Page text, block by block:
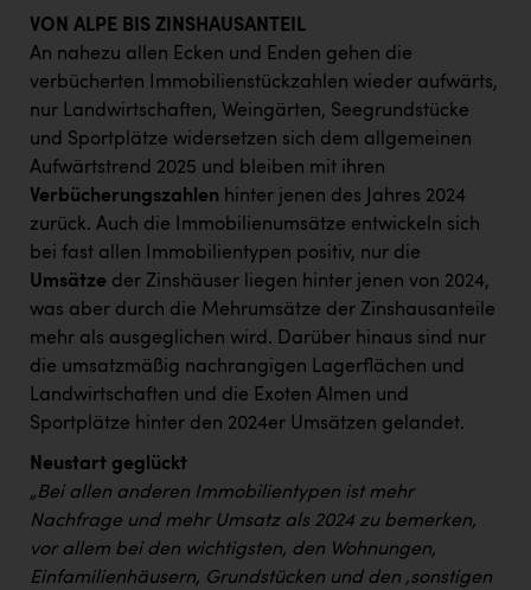
VON ALPE BIS ZINSHAUSANTEIL
An nahezu allen Ecken und Enden gehen die
verbücherten Immobilienstückzahlen wieder aufwärts,
nur Landwirtschaften, Weingärten, Seegrundstücke
und Sportplätze widersetzen sich dem allgemeinen
Aufwärtstrend 2025 und bleiben mit ihren
Verbücherungszahlen hinter jenen des Jahres 2024
zurück. Auch die Immobilienumsätze entwickeln sich
bei fast allen Immobilientypen positiv, nur die
Umsätze der Zinshäuser liegen hinter jenen von 2024,
was aber durch die Mehrumsätze der Zinshausanteile
mehr als ausgeglichen wird. Darüber hinaus sind nur
die umsatzmäßig nachrangigen Lagerflächen und
Landwirtschaften und die Exoten Almen und
Sportplätze hinter den 2024er Umsätzen gelandet.
Neustart geglückt
„Bei allen anderen Immobilientypen ist mehr
Nachfrage und mehr Umsatz als 2024 zu bemerken,
vor allem bei den wichtigsten, den Wohnungen,
Einfamilienhäusern, Grundstücken und den ‚sonstigen